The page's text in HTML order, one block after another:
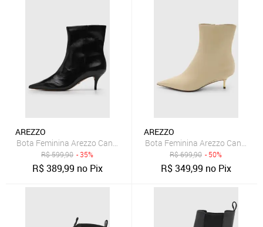
AREZZO
Bota Feminina Arezzo Cano Baixo Preta
R$599,90 - 35%
R$389,99 no Pix
AREZZO
Bota Feminina Arezzo Cano
R$699,90 - 50%
R$349,99 no Pix